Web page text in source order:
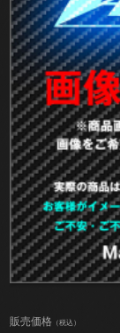
販売価格 （税込）